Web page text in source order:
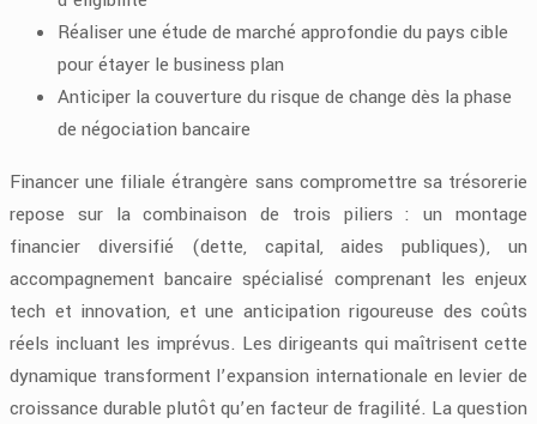
Réaliser une étude de marché approfondie du pays cible
pour étayer le business plan
Anticiper la couverture du risque de change dès la phase
de négociation bancaire
Financer une filiale étrangère sans compromettre sa trésorerie
repose sur la combinaison de trois piliers : un montage
financier diversifié (dette, capital, aides publiques), un
accompagnement bancaire spécialisé comprenant les enjeux
tech et innovation, et une anticipation rigoureuse des coûts
réels incluant les imprévus. Les dirigeants qui maîtrisent cette
dynamique transforment l’expansion internationale en levier de
croissance durable plutôt qu’en facteur de fragilité. La question